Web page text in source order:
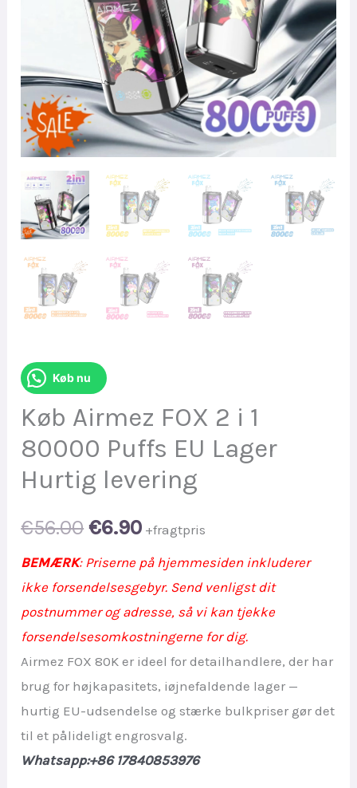
Køb nu
Køb Airmez FOX 2 i 1
80000 Puffs EU Lager
Hurtig levering
€56.00 Original
price
€56.00.
€6.90Current
price
is:
€6.90.
+fragtpris
BEMÆRK: Priserne på hjemmesiden inkluderer
ikke forsendelsesgebyr. Send venligst dit
postnummer og adresse, så vi kan tjekke
forsendelsesomkostningerne for dig.
Airmez FOX 80K er ideel for detailhandlere, der har
brug for højkapasitets, iøjnefaldende lager —
hurtig EU-udsendelse og stærke bulkpriser gør det
til et pålideligt engrosvalg.
Whatsapp:+86 17840853976